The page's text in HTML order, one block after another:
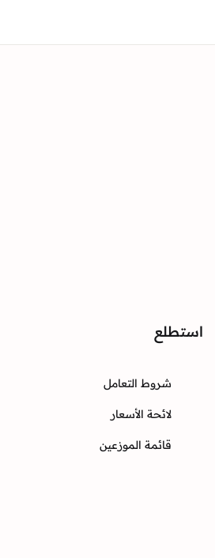
استطلع
شروط التعامل
لائحة الأسعار
قائمة الموزعين